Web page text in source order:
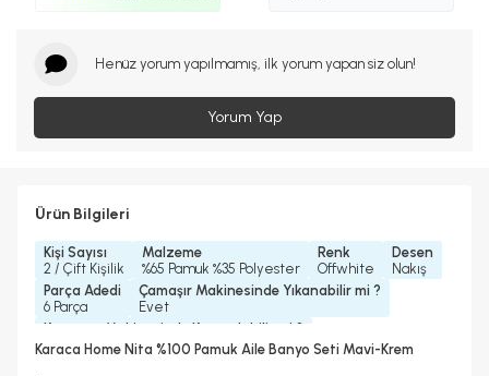
Henüz yorum yapılmamış, ilk yorum yapan siz olun!
Yorum Yap
Ürün Bilgileri
Kişi Sayısı
2 / Çift Kişilik
Malzeme
%65 Pamuk %35 Polyester
Renk
Offwhite
Desen
Nakış
Parça Adedi
6 Parça
Çamaşır Makinesinde Yıkanabilir mi ?
Evet
Kurutma Makinesinde Kurutulabilir mi ?
Evet
Karaca Home Nita %100 Pamuk Aile Banyo Seti Mavi-Krem